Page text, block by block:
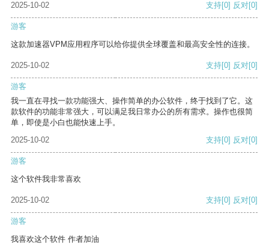
2025-10-02
支持[0] 反对[0]
游客
这款加速器VPM应用程序可以给你提供全球覆盖和最高安全性的连接。
2025-10-02 支持[0] 反对[0]
游客
我一直在寻找一款功能强大、操作简单的办公软件，终于找到了它。这
款软件的功能非常强大，可以满足我日常办公的所有需求。操作也很简
单，即使是小白也能快速上手。
2025-10-02
支持[0] 反对[0]
游客
这个软件我非常喜欢
2025-10-02 支持[0] 反对[0]
游客
我喜欢这个软件 作者加油